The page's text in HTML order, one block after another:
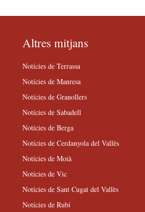
Altres mitjans
Notícies de Terrassa
Notícies de Manresa
Notícies de Granollers
Notícies de Sabadell
Notícies de Berga
Notícies de Cerdanyola del Vallès
Notícies de Moià
Notícies de Vic
Notícies de Sant Cugat del Vallès
Notícies de Rubí